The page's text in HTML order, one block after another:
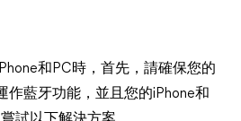
和PC時，首先，請確保您的
作藍牙功能，並且您的iPhone和